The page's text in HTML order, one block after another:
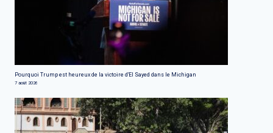
Pourquoi Trump est heureux de la victoire d'El Sayed dans le Michigan
7 août 2026